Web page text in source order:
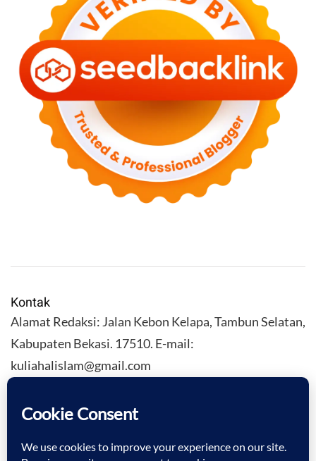
Kontak
Alamat Redaksi: Jalan Kebon Kelapa, Tambun Selatan,
Kabupaten Bekasi. 17510. E-mail:
kuliahalislam@gmail.com